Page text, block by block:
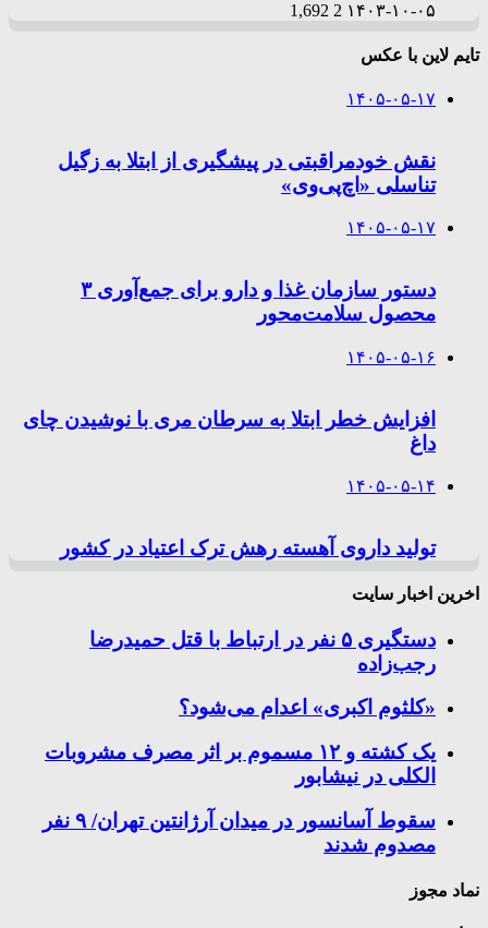
۱۴۰۳-۱۰-۰۵ 2
1,692
تایم لاین با عکس
۱۴۰۵-۰۵-۱۷
نقش خودمراقبتی در پیشگیری از ابتلا به زگیل
تناسلی «اچ‌پی‌وی»
۱۴۰۵-۰۵-۱۷
دستور سازمان غذا و دارو برای جمع‌آوری ۳
محصول سلامت‌محور
۱۴۰۵-۰۵-۱۶
افزایش خطر ابتلا به سرطان مری با نوشیدن چای
داغ
۱۴۰۵-۰۵-۱۴
تولید داروی آهسته رهش ترک اعتیاد در کشور
اخرین اخبار سایت
دستگیری ۵ نفر در ارتباط با قتل حمیدرضا
رجب‌زاده
«کلثوم اکبری» اعدام می‌شود؟
یک کشته و ۱۲ مسموم بر اثر مصرف مشروبات
الکلی در نیشابور
سقوط آسانسور در میدان آرژانتین تهران/ ۹ نفر
مصدوم شدند
نماد مجوز